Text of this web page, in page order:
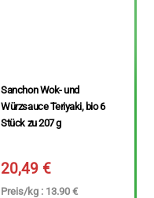
Sanchon Wok- und
Würzsauce Teriyaki, bio 6
Stück zu 207 g
20,49€
Preis/kg : 13.90 €